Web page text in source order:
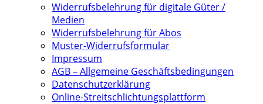
Widerrufsbelehrung für digitale Güter /
Medien
Widerrufsbelehrung für Abos
Muster-Widerrufsformular
Impressum
AGB – Allgemeine Geschäftsbedingungen
Datenschutzerklärung
Online-Streitschlichtungsplattform